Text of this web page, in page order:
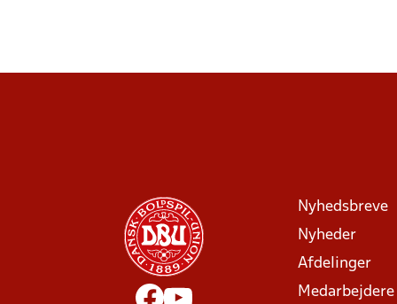
Nyhedsbreve
Nyheder
Afdelinger
Medarbejdere